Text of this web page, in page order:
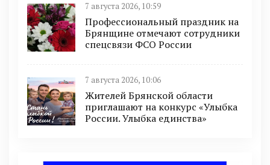
7 августа 2026, 10:59
Профессиональный праздник на
Брянщине отмечают сотрудники
спецсвязи ФСО России
7 августа 2026, 10:06
Жителей Брянской области
приглашают на конкурс «Улыбка
России. Улыбка единства»